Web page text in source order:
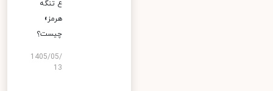
ع تنگه
هرمز»
چیست؟
1405/05/
13